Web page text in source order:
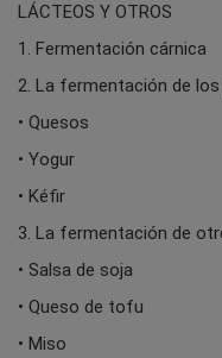
LÁCTEOS Y OTROS
1. Fermentación cárnica
2. La fermentación de
• Quesos
• Yogur
• Kéfir
3. La fermentación de
• Salsa de soja
• Queso de tofu
• Miso